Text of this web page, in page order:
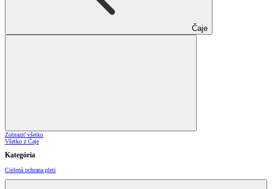
Čaje
Zobraziť všetko
Všetko z Čaje
Kategória
Cielená ochrana pleti